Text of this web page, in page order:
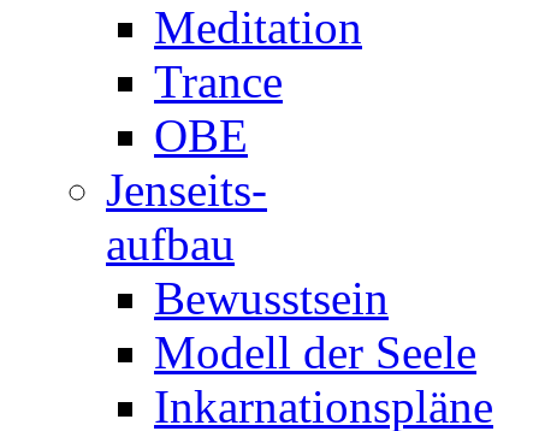
Meditation
Trance
OBE
Jenseits-
aufbau
Bewusstsein
Modell der Seele
Inkarnationspläne